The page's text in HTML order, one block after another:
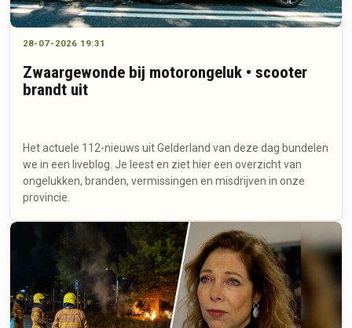
28-07-2026 19:31
Zwaargewonde bij motorongeluk • scooter
brandt uit
Het actuele 112-nieuws uit Gelderland van deze dag bundelen
we in een liveblog. Je leest en ziet hier een overzicht van
ongelukken, branden, vermissingen en misdrijven in onze
provincie.